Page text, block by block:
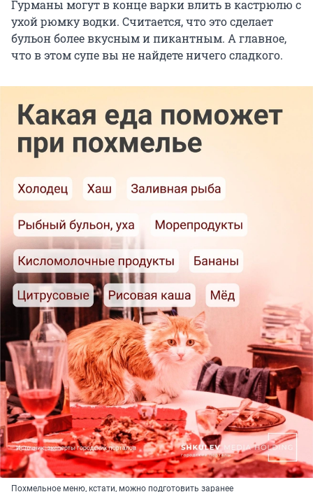
Гурманы могут в конце варки влить в кастрюлю с
ухой рюмку водки. Считается, что это сделает
бульон более вкусным и пикантным. А главное,
что в этом супе вы не найдете ничего сладкого.
Похмельное меню, кстати, можно подготовить заранее